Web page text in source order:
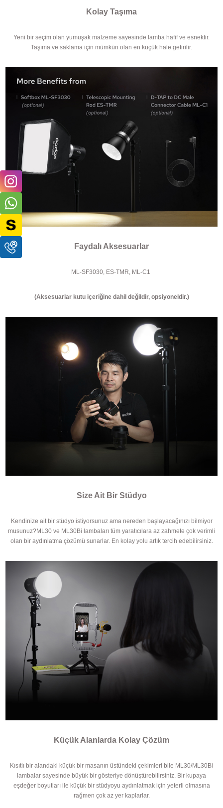
Kolay Taşıma
Yeni bir seçim olan yumuşak malzeme sayesinde lamba hafif ve esnektir.
Taşıma ve saklama için mümkün olan en küçük hale getirilir.
Faydalı Aksesuarlar
ML-SF3030, ES-TMR, ML-C1
(Aksesuarlar kutu içeriğine dahil değildir, opsiyoneldir.)
Size Ait Bir Stüdyo
Kendinize ait bir stüdyo istiyorsunuz ama nereden başlayacağınızı bilmiyor
musunuz?ML30 ve ML30Bi lambaları tüm yaratıcılara az zahmete çok verimli
olan bir aydınlatma çözümü sunarlar. En kolay yolu artık tercih edebilirsiniz.
Küçük Alanlarda Kolay Çözüm
Kısıtlı bir alandaki küçük bir masanın üstündeki çekimleri bile ML30/ML30Bi
lambalar sayesinde büyük bir gösteriye dönüştürebilirsiniz. Bir kupaya
eşdeğer boyutları ile küçük bir stüdyoyu aydınlatmak için yeterli olmasına
rağmen çok az yer kaplarlar.